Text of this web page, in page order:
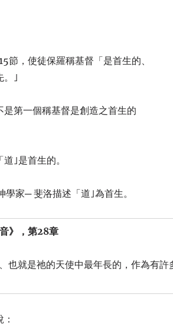
節，使徒保羅稱基督「是首生的、
。｣
是第一個稱基督是創造之首生的
｣是首生的。
學家─ 斐洛描述「道｣為首生。
》，第28章
也就是祂的天使中最年長的，作為有